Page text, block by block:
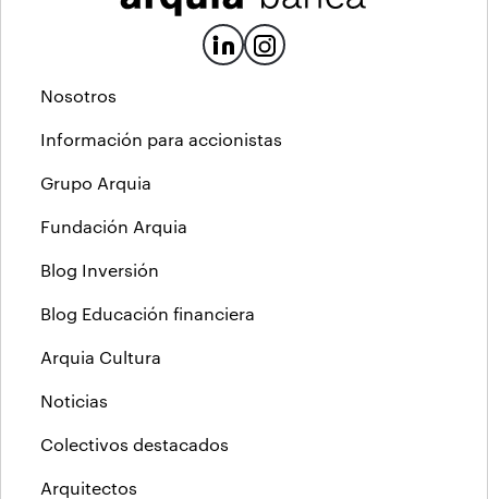
Nosotros
Información para accionistas
Grupo Arquia
Fundación Arquia
Blog Inversión
Blog Educación financiera
Arquia Cultura
Noticias
Colectivos destacados
Arquitectos